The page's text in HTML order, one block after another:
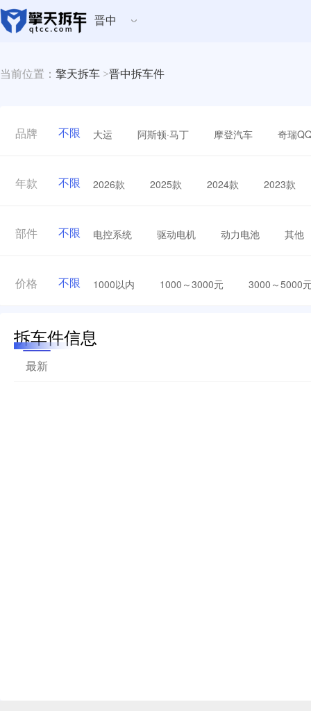
晋中
当前位置： 擎天拆车 >晋中拆车件
品牌 不限 大运 阿斯顿·马丁 摩登汽车 奇瑞
年款 不限 2026款 2025款 2024款 2023款
部件 不限 电控系统 驱动电机 动力电池 其他
价格 不限 1000以内 1000～3000元 3000～5000
拆车件信息
最新